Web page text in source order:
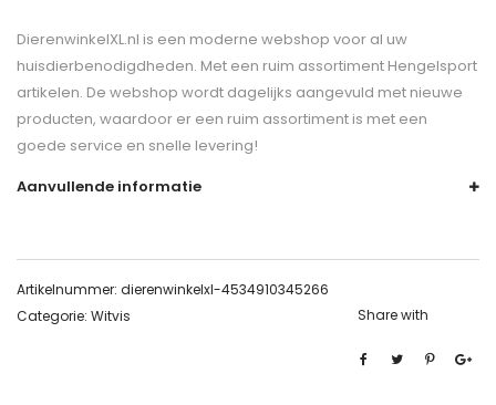
DierenwinkelXL.nl is een moderne webshop voor al uw
huisdierbenodigdheden. Met een ruim assortiment Hengelsport
artikelen. De webshop wordt dagelijks aangevuld met nieuwe
producten, waardoor er een ruim assortiment is met een
goede service en snelle levering!
Aanvullende informatie
Artikelnummer: dierenwinkelxl-4534910345266
Categorie: Witvis Share with